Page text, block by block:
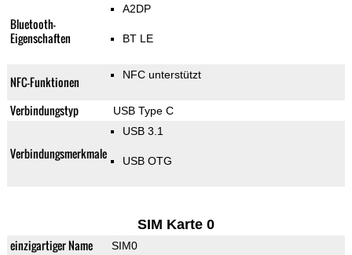
Bluetooth-
Eigenschaften
A2DP
BT LE
NFC-Funktionen NFC unterstützt
Verbindungstyp USB Type C
Verbindungsmerkmale
USB 3.1
USB OTG
SIM Karte 0
einzigartiger Name SIM0